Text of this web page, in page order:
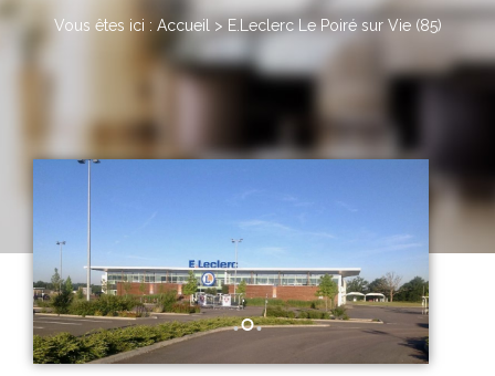
Vous êtes ici : Accueil > E.Leclerc Le Poiré sur Vie (85)